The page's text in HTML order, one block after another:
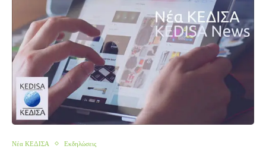
Νέα ΚΕΔΙΣΑ Εκδηλώσεις